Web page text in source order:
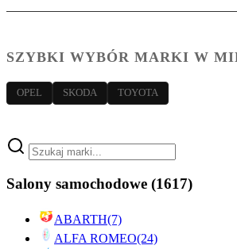
SZYBKI WYBÓR MARKI W
OPEL SKODA TOYOTA
Salony samochodowe (1617)
ABARTH(7)
ALFA ROMEO(24)